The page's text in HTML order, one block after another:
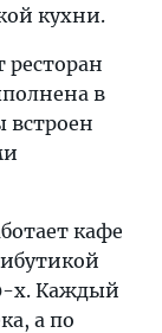
кухни.
в
встроен
кафе
х. Каждый
а по